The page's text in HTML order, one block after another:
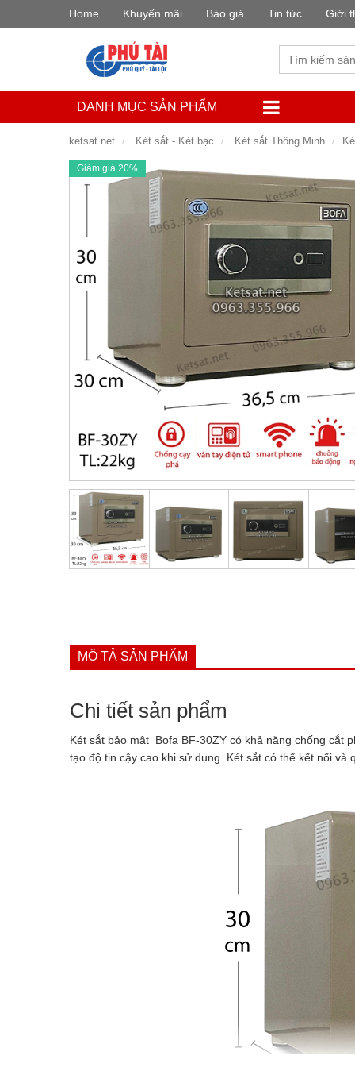
Home Khuyến mãi Báo giá Tin tức Giới
DANH MỤC SẢN PHẨM
ketsat.net Két sắt - Két bạc Két sắt Thông Minh
Giảm giá 20%
MÔ TẢ SẢN PHẨM
Chi tiết sản phẩm
Két sắt bảo mật Bofa BF-30ZY có khả năng chống cắt
tạo độ tin cậy cao khi sử dụng. Két sắt có thể kết nối và